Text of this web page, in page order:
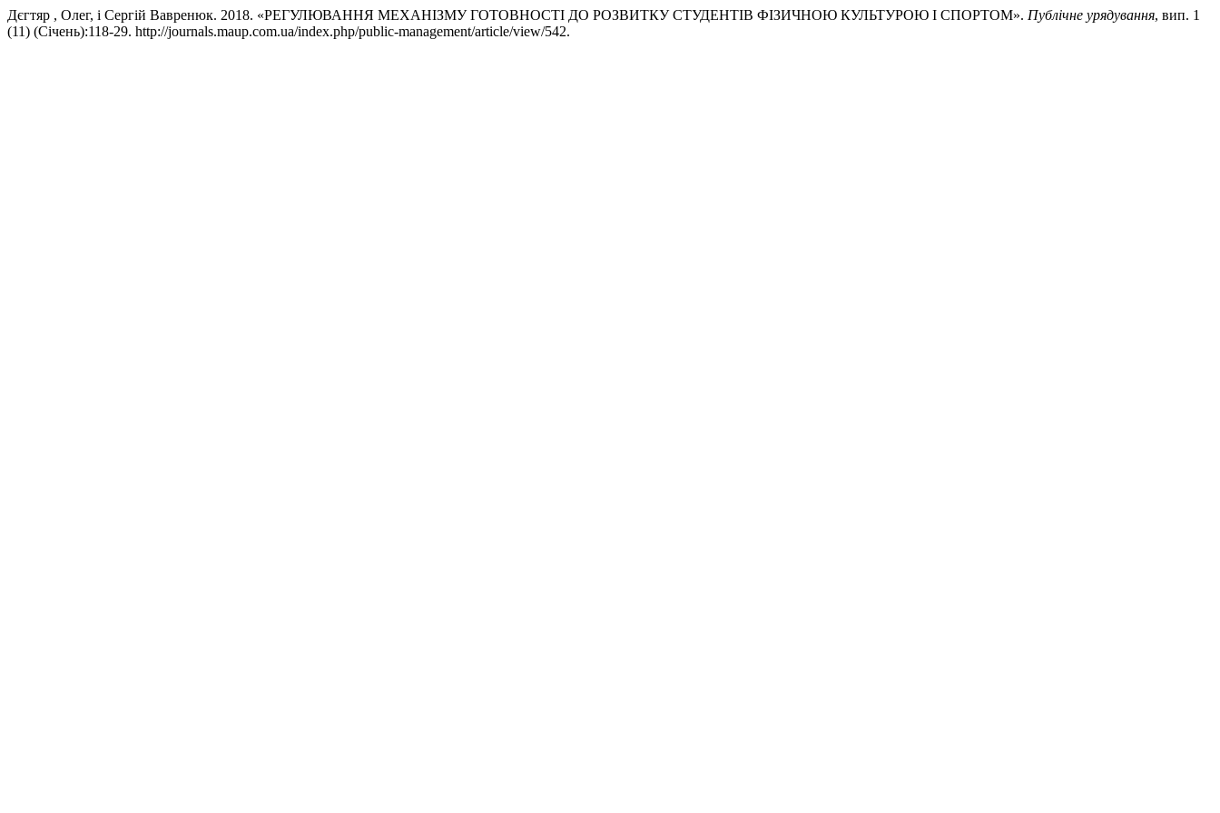
Дєгтяр , Олег, і Сергій Вавренюк. 2018. «РЕГУЛЮВАННЯ МЕХАНІЗМУ ГОТОВНОСТІ ДО РОЗВИТКУ СТУДЕНТІВ ФІЗИЧНОЮ КУЛЬТУРОЮ І СПОРТОМ». Публічне урядування, вип. 1
(11) (Січень):118-29. http://journals.maup.com.ua/index.php/public-management/article/view/542.